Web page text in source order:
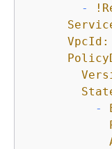
-
VpcId:
-